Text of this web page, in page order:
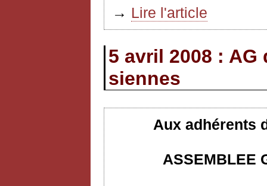
→ Lire l'article
5 avril 2008 :
siennes
Aux adhérents
ASSEMBLEE